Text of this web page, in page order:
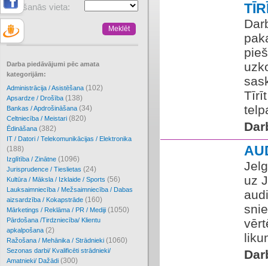
Atrašanās vieta:
Darba piedāvājumi pēc amata
kategorijām:
Administrācija / Asistēšana (102)
Apsardze / Drošība (138)
Bankas / Apdrošināšana (34)
Celtniecība / Meistari (820)
Ēdināšana (382)
IT / Datori / Telekomunikācijas / Elektronika
(188)
Izglītība / Zinātne (1096)
Jurisprudence / Tieslietas (24)
Kultūra / Māksla / Izklaide / Sports (56)
Lauksaimniecība / Mežsaimniecība / Dabas
aizsardzība / Kokapstrāde (160)
Mārketings / Reklāma / PR / Mediji (1050)
Pārdošana /Tirdzniecība/ Klientu
apkalpošana (2)
Ražošana / Mehānika / Strādnieki (1060)
Sezonas darbi/ Kvalificēti strādnieki/
Amatnieki/ Dažādi (300)
uz